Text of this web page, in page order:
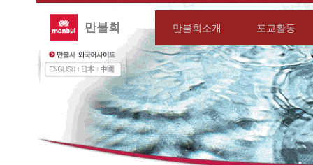
만불회 만불회소개 포교활동